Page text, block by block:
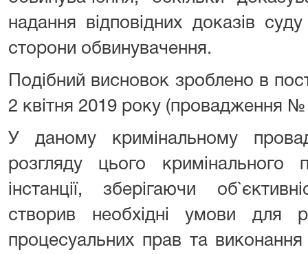
надання відповідних доказів
сторони обвинувачення.
Подібний висновок зроблено в
2 квітня 2019 року (провадження
У даному кримінальному
розгляду цього
інстанції, зберігаючи
створив необхідні умови для
процесуальних прав та виконання